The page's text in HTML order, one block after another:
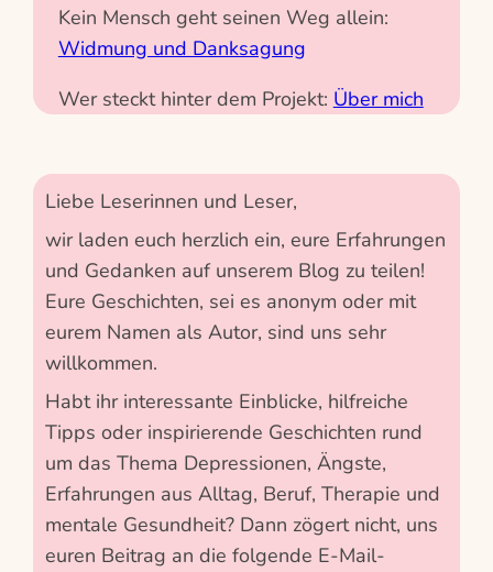
Kein Mensch geht seinen Weg allein:
Widmung und Danksagung
Wer steckt hinter dem Projekt: Über mich
Liebe Leserinnen und Leser,
wir laden euch herzlich ein, eure Erfahrungen
und Gedanken auf unserem Blog zu teilen!
Eure Geschichten, sei es anonym oder mit
eurem Namen als Autor, sind uns sehr
willkommen.
Habt ihr interessante Einblicke, hilfreiche
Tipps oder inspirierende Geschichten rund
um das Thema Depressionen, Ängste,
Erfahrungen aus Alltag, Beruf, Therapie und
mentale Gesundheit? Dann zögert nicht, uns
euren Beitrag an die folgende E-Mail-